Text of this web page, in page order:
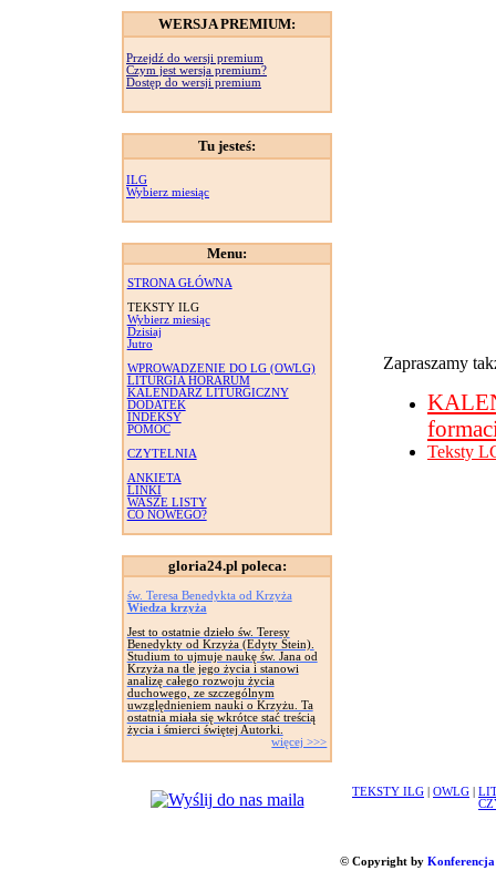
WERSJA PREMIUM:
Przejdź do wersji premium
Czym jest wersja premium?
Dostęp do wersji premium
Tu jesteś:
ILG
Wybierz miesiąc
Menu:
STRONA GŁÓWNA
TEKSTY ILG
Wybierz miesiąc
Dzisiaj
Jutro
WPROWADZENIE DO LG (OWLG)
LITURGIA HORARUM
KALENDARZ LITURGICZNY
DODATEK
INDEKSY
POMOC
CZYTELNIA
ANKIETA
LINKI
WASZE LISTY
CO NOWEGO?
gloria24.pl poleca:
św. Teresa Benedykta od Krzyża
Wiedza krzyża
Jest to ostatnie dzieło św. Teresy
Benedykty od Krzyża (Edyty Stein).
Studium to ujmuje naukę św. Jana od
Krzyża na tle jego życia i stanowi
analizę całego rozwoju życia
duchowego, ze szczególnym
uwzględnieniem nauki o Krzyżu. Ta
ostatnia miała się wkrótce stać treścią
życia i śmierci świętej Autorki.
więcej >>>
Zapraszamy
Teksty
TEKSTY ILG OWLG
© Copyright by Konferencja